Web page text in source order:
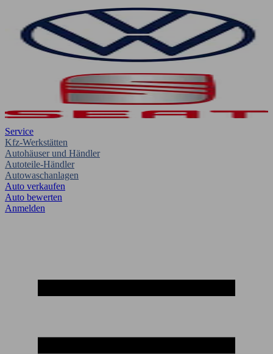
Service
Kfz-Werkstätten
Autohäuser und Händler
Autoteile-Händler
Autowaschanlagen
Auto verkaufen
Auto bewerten
Anmelden